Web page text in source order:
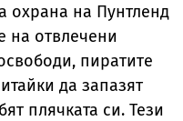
охрана на Пунтленд
на отвлечени
пиратите
да запазят
плячката си. Тези